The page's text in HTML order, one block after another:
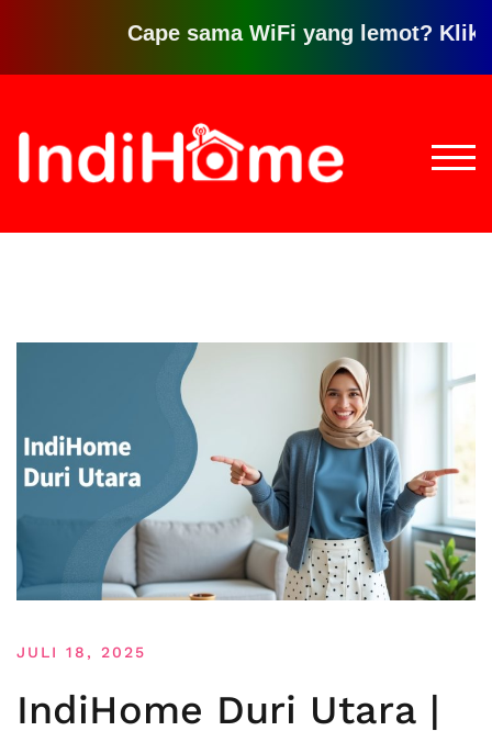
Cape sama WiFi yang lemot? Klik
konten
JULI 18, 2025
IndiHome Duri Utara |